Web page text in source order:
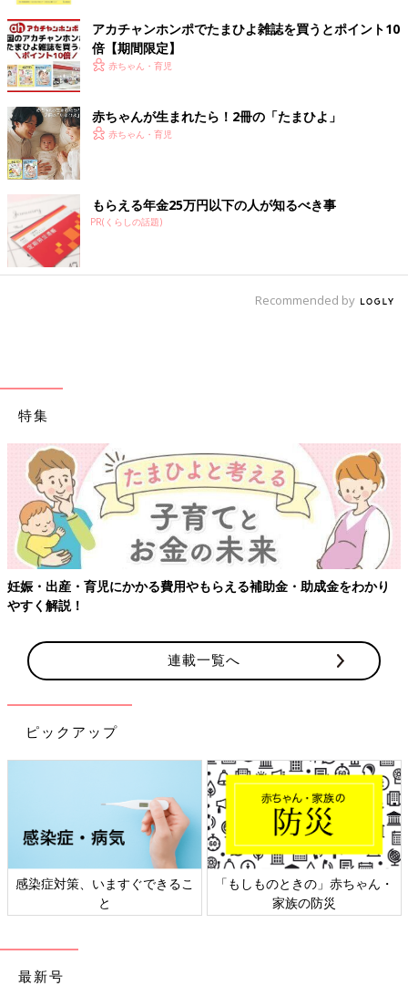
アカチャンホンポでたまひよ雑誌を買うとポイント10
倍【期間限定】
赤ちゃん・育児
赤ちゃんが生まれたら！2冊の「たまひよ」
赤ちゃん・育児
もらえる年金25万円以下の人が知るべき事
PR(くらしの話題)
Recommended by
特集
妊娠・出産・育児にかかる費用やもらえる補助金・助成金をわかり
やすく解説！
連載一覧へ
ピックアップ
感染症対策、いますぐできるこ
と
「もしものときの」赤ちゃん・
家族の防災
最新号